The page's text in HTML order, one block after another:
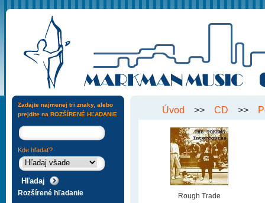
Úvod >> CD >>
Rough Trade
Zadajte najmenej tri znaky, alebo
prejdite na ROZŠÍRENÉ HĽADANIE
Kde hľadať?
Rozšírené hľadanie